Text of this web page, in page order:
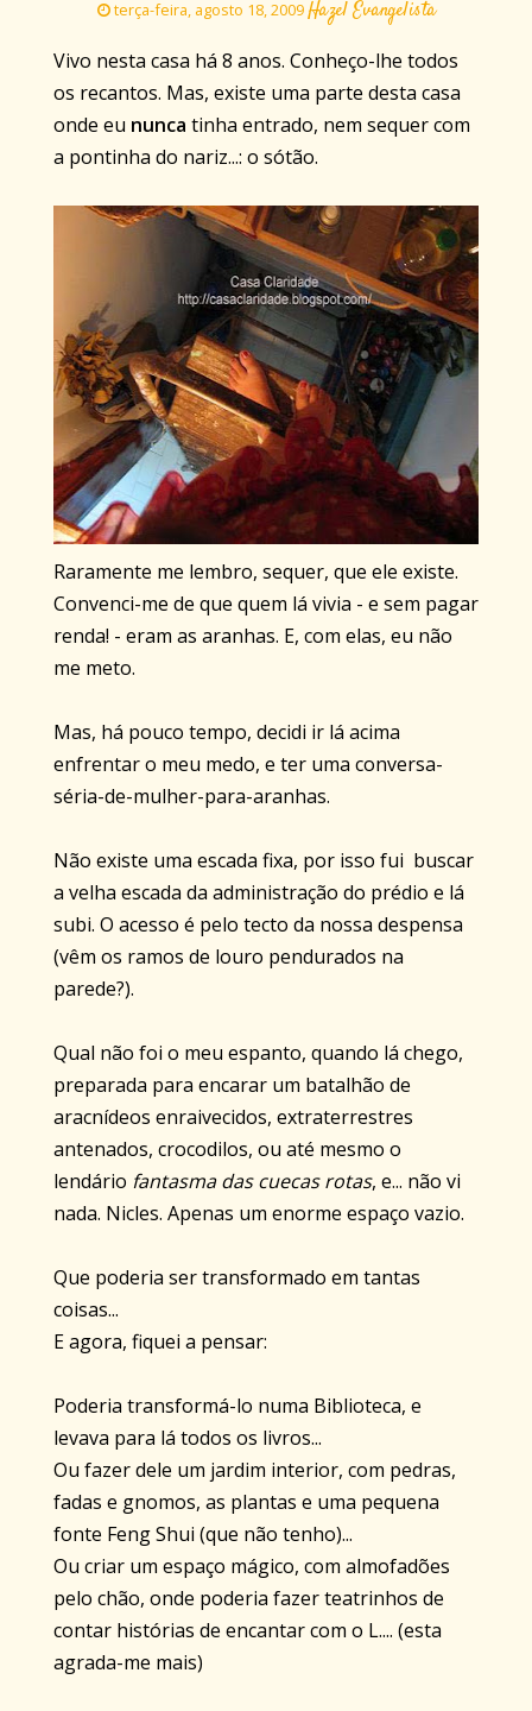
terça-feira, agosto 18, 2009Hazel Evangelista
Vivo nesta casa há 8 anos. Conheço-lhe todos
os recantos. Mas, existe uma parte desta casa
onde eu nunca tinha entrado, nem sequer com
a pontinha do nariz...: o sótão.
Raramente me lembro, sequer, que ele existe.
Convenci-me de que quem lá vivia - e sem pagar
renda! - eram as aranhas. E, com elas, eu não
me meto.
Mas, há pouco tempo, decidi ir lá acima
enfrentar o meu medo, e ter uma conversa-
séria-de-mulher-para-aranhas.
Não existe uma escada fixa, por isso fui buscar
a velha escada da administração do prédio e lá
subi. O acesso é pelo tecto da nossa despensa
(vêm os ramos de louro pendurados na
parede?).
Qual não foi o meu espanto, quando lá chego,
preparada para encarar um batalhão de
aracnídeos enraivecidos, extraterrestres
antenados, crocodilos, ou até mesmo o
lendário fantasma das cuecas rotas, e... não vi
nada. Nicles. Apenas um enorme espaço vazio.
Que poderia ser transformado em tantas
coisas...
E agora, fiquei a pensar:
Poderia transformá-lo numa Biblioteca, e
levava para lá todos os livros...
Ou fazer dele um jardim interior, com pedras,
fadas e gnomos, as plantas e uma pequena
fonte Feng Shui (que não tenho)...
Ou criar um espaço mágico, com almofadões
pelo chão, onde poderia fazer teatrinhos de
contar histórias de encantar com o L.... (esta
agrada-me mais)